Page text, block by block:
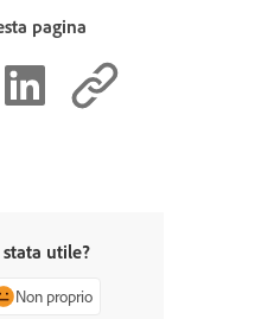
pagina
utile?
Non proprio